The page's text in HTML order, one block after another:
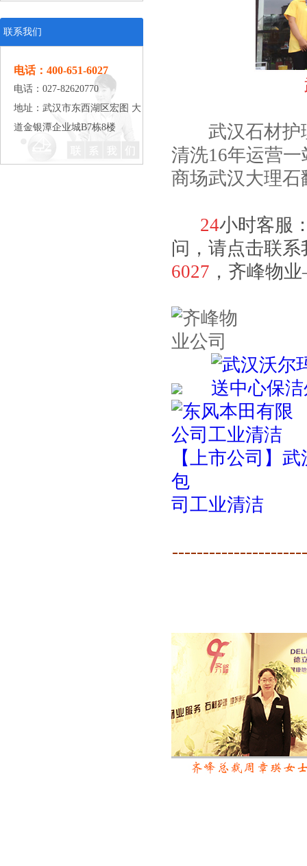
武汉东风本田汽车有限公司工
业清洁
联系我们
电话：400-651-6027
电话：027-82620770
地址：武汉市东西湖区宏图 大
道金银潭企业城B7栋8楼
武汉石材护理
清洗16年运营
商场武汉大理
24小时客服
问，请点击联
6027 ，齐峰物
【上市公司】
包
司工业清洁